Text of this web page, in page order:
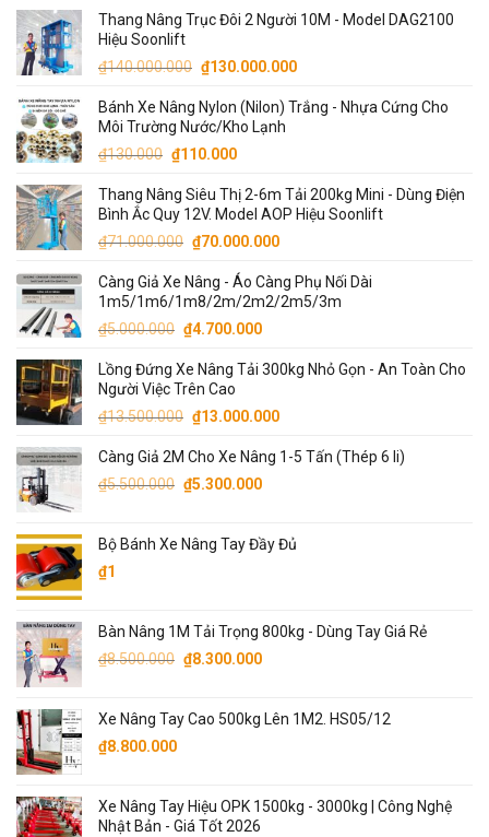
₫6.300.000.là:
Thang Nâng Trục Đôi 2 Người 10M - Model DAG2100
Hiệu Soonlift
₫140.000.000 Giá
là:
₫140.000.000.
₫130.000.000Giá
tại
Bánh Xe Nâng Nylon (Nilon) Trắng - Nhựa Cứng Cho
Môi Trường Nước/Kho Lạnh
₫130.000 Giá
là:
₫130.000.
₫110.000Giá
tại
là:
₫110.000.
Thang Nâng Siêu Thị 2-6m Tải 200kg Mini - Dùng Điện
Bình Ắc Quy 12V. Model AOP Hiệu Soonlift
₫71.000.000 Giá
là:
₫71.000.000.
₫70.000.000Giá
tại
là:
Càng Giả Xe Nâng - Áo Càng Phụ Nối Dài
1m5/1m6/1m8/2m/2m2/2m5/3m
₫5.000.000 Giá
là:
₫5.000.000.
₫4.700.000Giá
tại
₫4.700.000.
Lồng Đứng Xe Nâng Tải 300kg Nhỏ Gọn - An Toàn Cho
Người Việc Trên Cao
₫13.500.000 Giá
là:
₫13.500.000.
₫13.000.000Giá
tại
Càng Giả 2M Cho Xe Nâng 1-5 Tấn (Thép 6 li)
₫5.500.000 Giá
₫5.500.000.
₫5.300.000Giá
là:
Bộ Bánh Xe Nâng Tay Đầy Đủ
₫1
Bàn Nâng 1M Tải Trọng 800kg - Dùng Tay Giá Rẻ
₫8.500.000 Giá
₫8.500.000.
₫8.300.000Giá
là:
Xe Nâng Tay Cao 500kg Lên 1M2. HS05/12
₫8.800.000
Xe Nâng Tay Hiệu OPK 1500kg - 3000kg | Công Nghệ
Nhật Bản - Giá Tốt 2026